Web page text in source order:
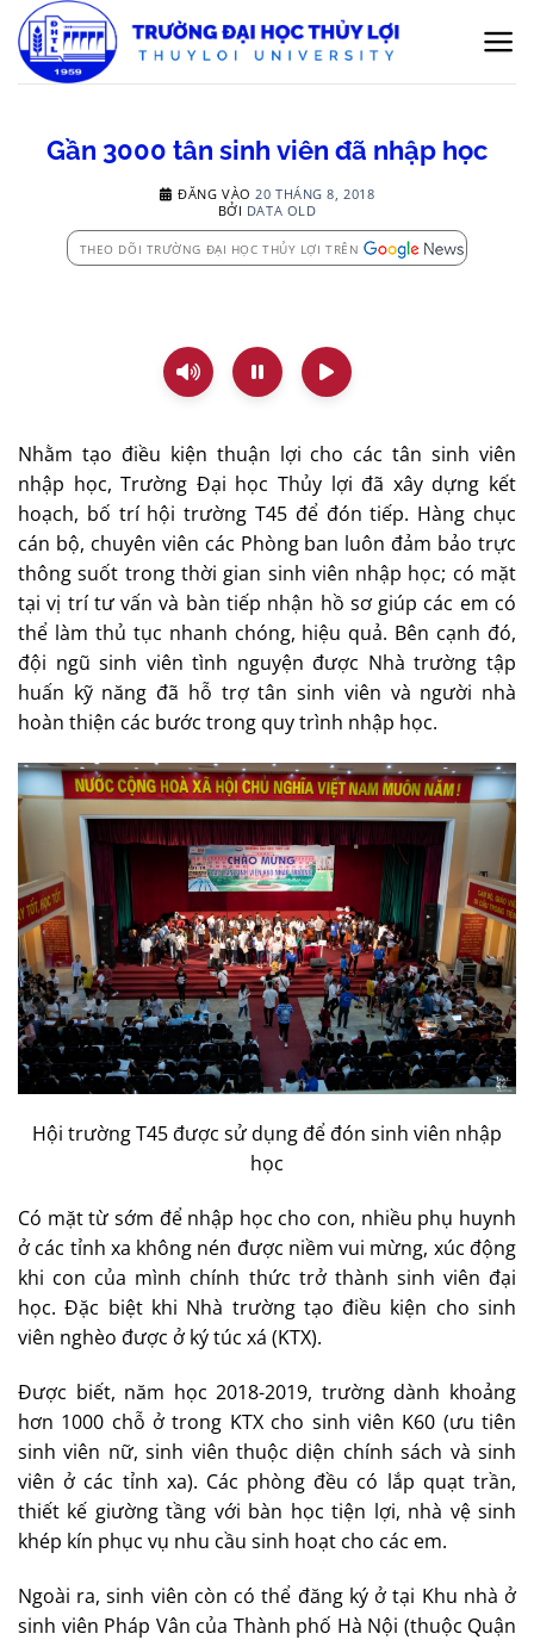
qua
nội
Gần 3000 tân sinh viên đã nhập học
ĐĂNG VÀO 20 THÁNG 8, 2018
BỞI DATA OLD
THEO DÕI TRƯỜNG ĐẠI HỌC THỦY LỢI TRÊN
Nhằm tạo điều kiện thuận lợi cho các tân sinh viên
nhập học, Trường Đại học Thủy lợi đã xây dựng kết
hoạch, bố trí hội trường T45 để đón tiếp. Hàng chục
cán bộ, chuyên viên các Phòng ban luôn đảm bảo trực
thông suốt trong thời gian sinh viên nhập học; có mặt
tại vị trí tư vấn và bàn tiếp nhận hồ sơ giúp các em có
thể làm thủ tục nhanh chóng, hiệu quả. Bên cạnh đó,
đội ngũ sinh viên tình nguyện được Nhà trường tập
huấn kỹ năng đã hỗ trợ tân sinh viên và người nhà
hoàn thiện các bước trong quy trình nhập học.
Hội trường T45 được sử dụng để đón sinh viên nhập
học
Có mặt từ sớm để nhập học cho con, nhiều phụ huynh
ở các tỉnh xa không nén được niềm vui mừng, xúc động
khi con của mình chính thức trở thành sinh viên đại
học. Đặc biệt khi Nhà trường tạo điều kiện cho sinh
viên nghèo được ở ký túc xá (KTX).
Được biết, năm học 2018-2019, trường dành khoảng
hơn 1000 chỗ ở trong KTX cho sinh viên K60 (ưu tiên
sinh viên nữ, sinh viên thuộc diện chính sách và sinh
viên ở các tỉnh xa). Các phòng đều có lắp quạt trần,
thiết kế giường tầng với bàn học tiện lợi, nhà vệ sinh
khép kín phục vụ nhu cầu sinh hoạt cho các em.
Ngoài ra, sinh viên còn có thể đăng ký ở tại Khu nhà ở
sinh viên Pháp Vân của Thành phố Hà Nội (thuộc Quận